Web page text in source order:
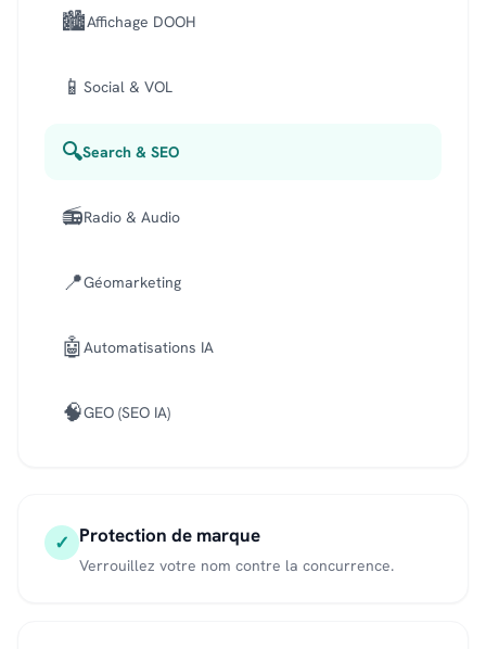
🏙️Affichage DOOH
📱 Social & VOL
🔍Search & SEO
📻Radio & Audio
📍Géomarketing
🤖Automatisations IA
🧠GEO (SEO IA)
✓ Protection de marque
Verrouillez votre nom contre la concurrence.